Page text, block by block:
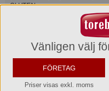
GLUTEN.
Basmängdsdeklaration: 100 Gram
Näringsvärden:
Energi 321 kJ
Energi 77 kcal
Fett 0 g
Vänligen välj
FÖRETAG
Priser visas exkl. moms